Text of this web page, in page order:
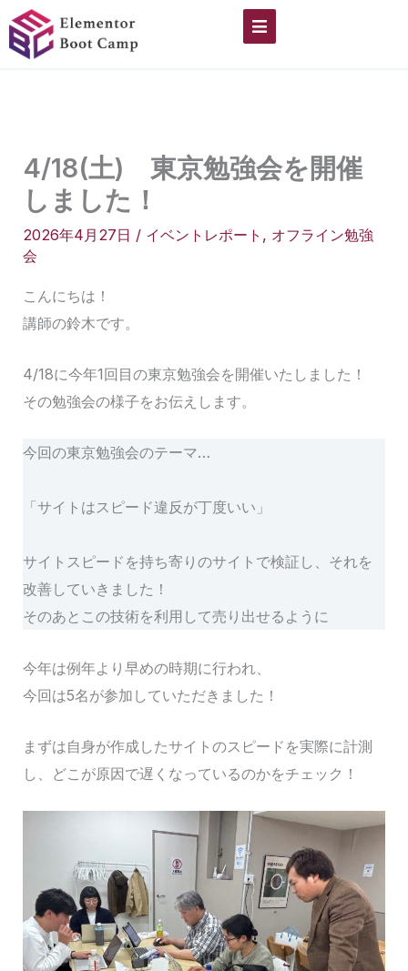
容
4/18(土) 東京勉強会を開催
しました！
2026年4月27日 / イベントレポート , オフライン勉強
会
こんにちは！
講師の鈴木です。
4/18に今年1回目の東京勉強会を開催いたしました！
その勉強会の様子をお伝えします。
今回の東京勉強会のテーマ…
「サイトはスピード違反が丁度いい」
サイトスピードを持ち寄りのサイトで検証し、それを
改善していきました！
そのあとこの技術を利用して売り出せるように
今年は例年より早めの時期に行われ、
今回は5名が参加していただきました！
まずは自身が作成したサイトのスピードを実際に計測
し、どこが原因で遅くなっているのかをチェック！